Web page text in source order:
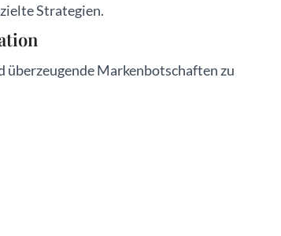
Strategien.
überzeugende Markenbotschaften zu